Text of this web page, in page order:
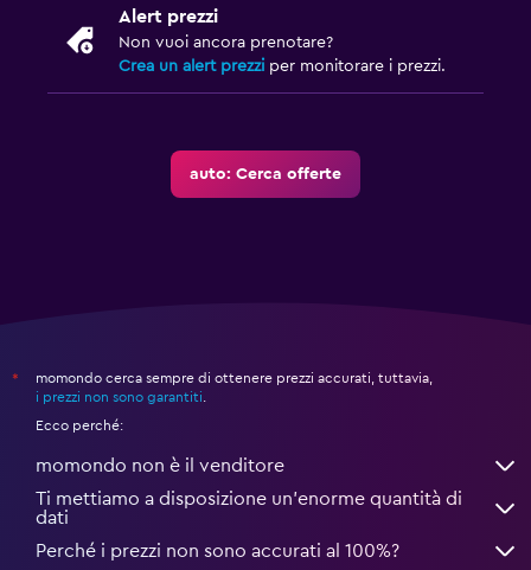
Alert prezzi
Non vuoi ancora prenotare?
Crea un alert prezzi per monitorare i prezzi.
auto: Cerca offerte
*
momondo cerca sempre di ottenere prezzi accurati, tuttavia,
i prezzi non sono garantiti.
Ecco perché:
momondo non è il venditore
Ti mettiamo a disposizione un’enorme quantità di
dati
Perché i prezzi non sono accurati al 100%?